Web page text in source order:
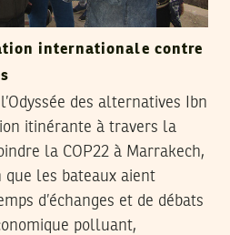
internationale contre
des alternatives Ibn
itinérante à travers la
la COP22 à Marrakech,
que les bateaux aient
d’échanges et de débats
polluant,